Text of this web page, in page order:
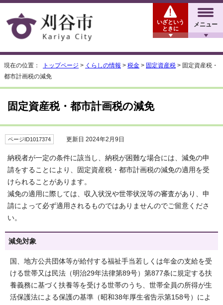
メニュー
いざという
ときに
現在の位置： トップページ > くらしの情報 > 税金 > 固定資産税 > 固定資産税・
都市計画税の減免
固定資産税・都市計画税の減免
ページID1017374 更新日 2024年2月9日
納税者が一定の条件に該当し、納税が困難な場合には、減免の申
請をすることにより、固定資産税・都市計画税の減免の適用を受
けられることがあります。
減免の適用に際しては、収入状況や世帯状況等の審査があり、申
請によって必ず適用されるものではありませんのでご留意くださ
い。
減免対象
国、地方公共団体等が給付する福祉手当若しくは年金の支給を受
ける世帯又は民法（明治29年法律第89号）第877条に規定する扶
養義務に基づく扶養等を受ける世帯のうち、世帯全員の所得が生
活保護法による保護の基準（昭和38年厚生省告示第158号）によ